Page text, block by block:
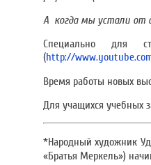
А когда мы устали от
Специально для
(http://
Время работы новых
Для учащихся учебных
*Народный художник
«Братья Меркель»)